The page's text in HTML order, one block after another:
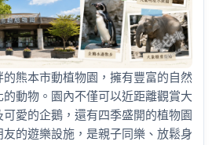
的熊本市動植物園，擁有豐富的自然
的動物。園內不僅可以近距離觀賞大
可愛的企鵝，還有四季盛開的植物園
友的遊樂設施，是親子同樂、放鬆身